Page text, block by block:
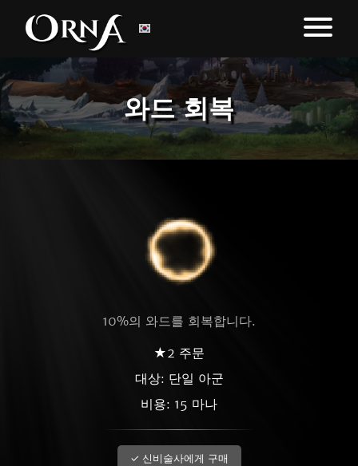
와드 회복
10%의 와드를 회복합니다.
★2 주문
대상: 단일 아군
비용: 15 마나
✓ 신비술사에게 구매